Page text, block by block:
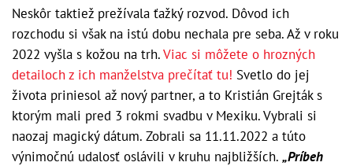
Neskôr taktiež prežívala ťažký rozvod. Dôvod ich
rozchodu si však na istú dobu nechala pre seba. Až v roku
2022 vyšla s kožou na trh.Viac si môžete o hrozných
detailoch z ich manželstva prečítať tu! Svetlo do jej
života priniesol až nový partner, a to Kristián Grejták s
ktorým mali pred 3 rokmi svadbu v Mexiku. Vybrali si
naozaj magický dátum. Zobrali sa 11.11.2022 a túto
výnimočnú udalosť oslávili v kruhu najbližších. „Príbeh